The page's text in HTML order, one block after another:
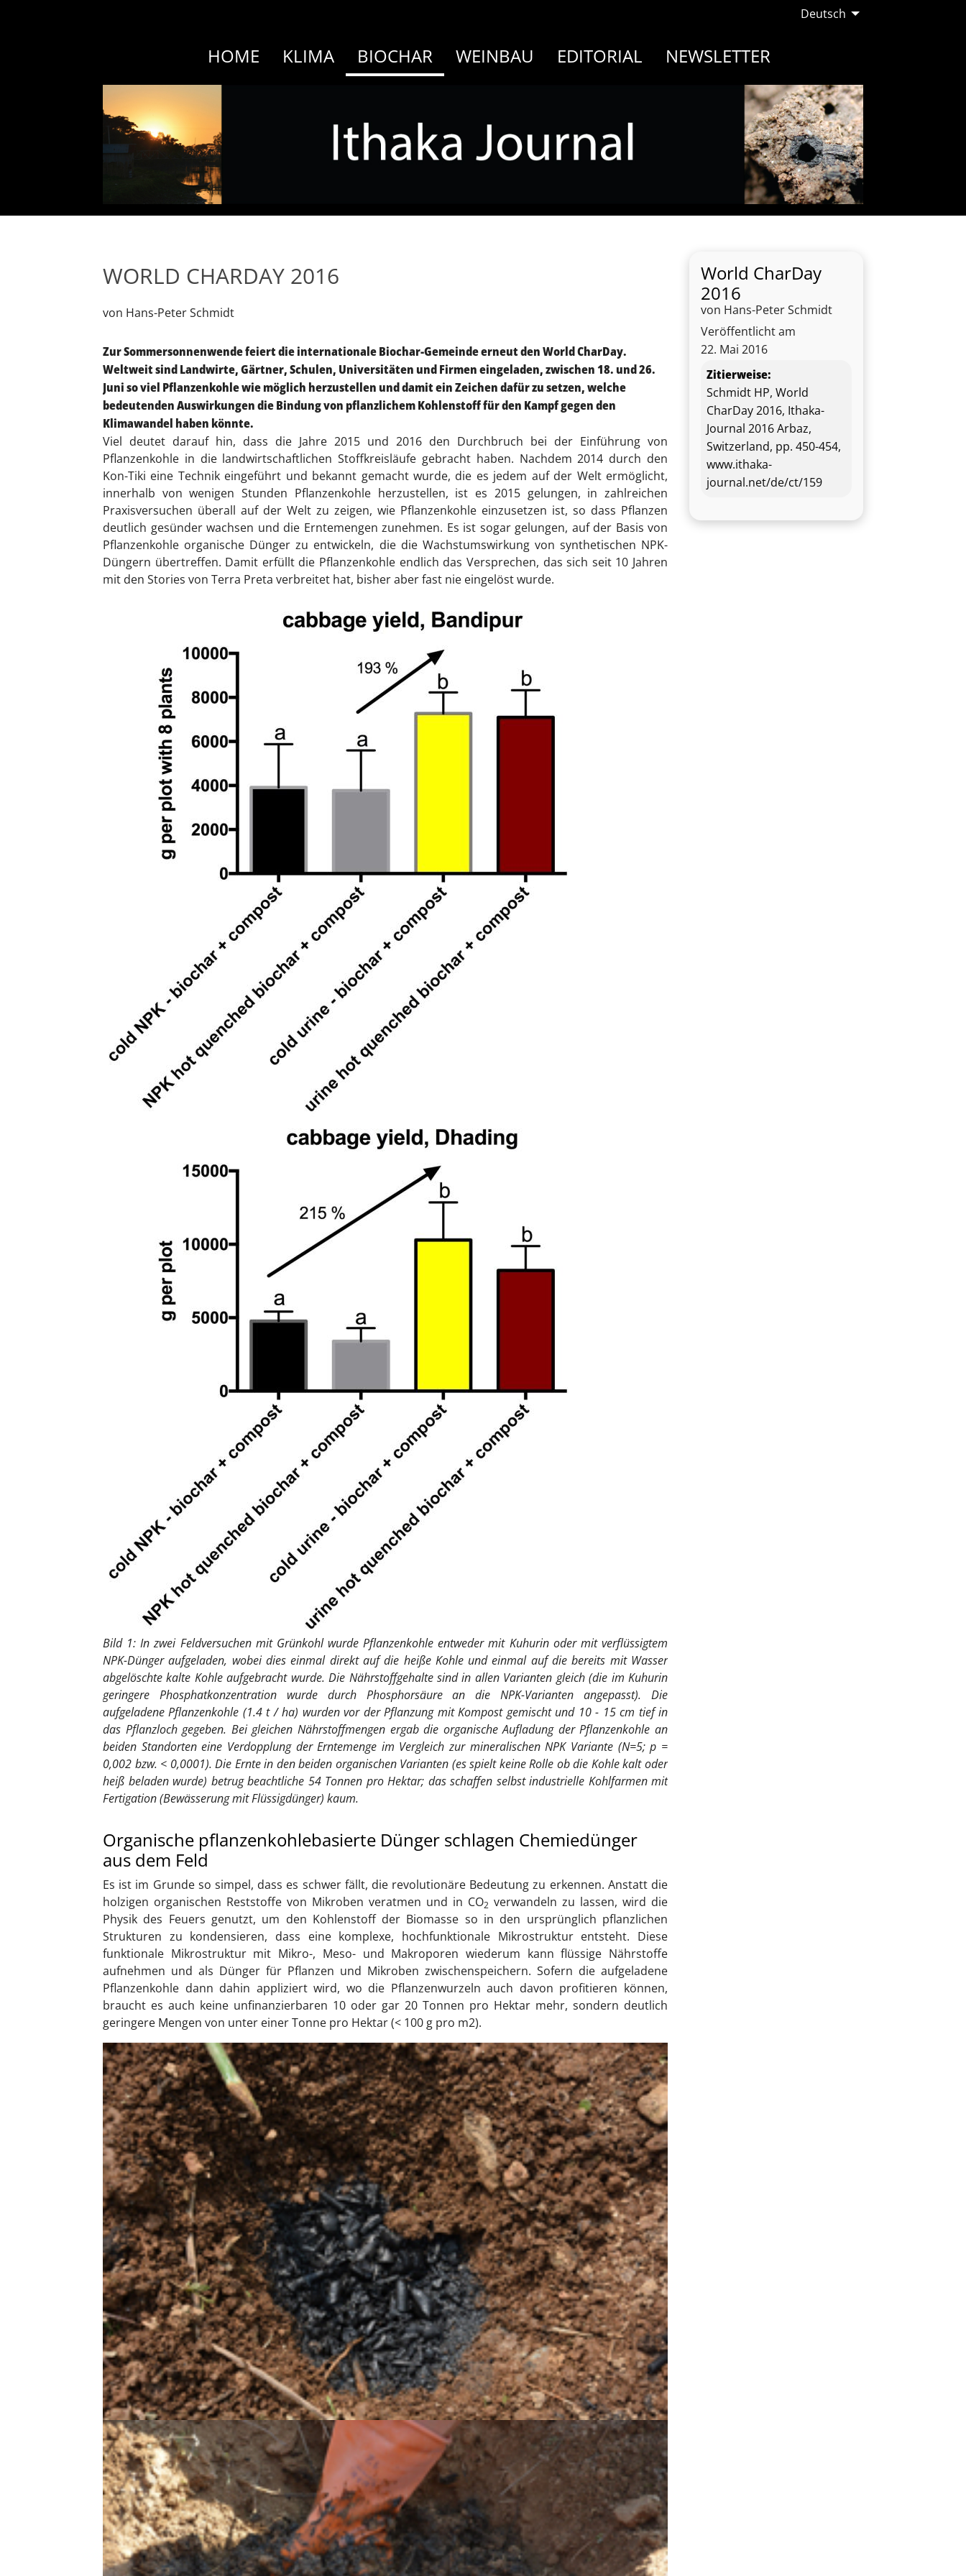
Deutsch
HOME KLIMA BIOCHAR WEINBAU EDITORIAL NEWSLETTER
WORLD CHARDAY 2016
von Hans-Peter Schmidt
Zur Sommersonnenwende feiert die internationale Biochar-Gemeinde erneut den World CharDay.
Weltweit sind Landwirte, Gärtner, Schulen, Universitäten und Firmen eingeladen, zwischen 18. und 26.
Juni so viel Pflanzenkohle wie möglich herzustellen und damit ein Zeichen dafür zu setzen, welche
bedeutenden Auswirkungen die Bindung von pflanzlichem Kohlenstoff für den Kampf gegen den
Klimawandel haben könnte.
Viel deutet darauf hin, dass die Jahre 2015 und 2016 den Durchbruch bei der Einführung von
Pflanzenkohle in die landwirtschaftlichen Stoffkreisläufe gebracht haben. Nachdem 2014 durch den
Kon-Tiki eine Technik eingeführt und bekannt gemacht wurde, die es jedem auf der Welt ermöglicht,
innerhalb von wenigen Stunden Pflanzenkohle herzustellen, ist es 2015 gelungen, in zahlreichen
Praxisversuchen überall auf der Welt zu zeigen, wie Pflanzenkohle einzusetzen ist, so dass Pflanzen
deutlich gesünder wachsen und die Erntemengen zunehmen. Es ist sogar gelungen, auf der Basis von
Pflanzenkohle organische Dünger zu entwickeln, die die Wachstumswirkung von synthetischen NPK-
Düngern übertreffen. Damit erfüllt die Pflanzenkohle endlich das Versprechen, das sich seit 10 Jahren
mit den Stories von Terra Preta verbreitet hat, bisher aber fast nie eingelöst wurde.
Bild 1: In zwei Feldversuchen mit Grünkohl wurde Pflanzenkohle entweder mit Kuhurin oder mit verflüssigtem
NPK-Dünger aufgeladen, wobei dies einmal direkt auf die heiße Kohle und einmal auf die bereits mit Wasser
abgelöschte kalte Kohle aufgebracht wurde. Die Nährstoffgehalte sind in allen Varianten gleich (die im Kuhurin
geringere Phosphatkonzentration wurde durch Phosphorsäure an die NPK-Varianten angepasst). Die
aufgeladene Pflanzenkohle (1.4 t / ha) wurden vor der Pflanzung mit Kompost gemischt und 10 - 15 cm tief in
das Pflanzloch gegeben. Bei gleichen Nährstoffmengen ergab die organische Aufladung der Pflanzenkohle an
beiden Standorten eine Verdopplung der Erntemenge im Vergleich zur mineralischen NPK Variante (N=5; p =
0,002 bzw. < 0,0001). Die Ernte in den beiden organischen Varianten (es spielt keine Rolle ob die Kohle kalt oder
heiß beladen wurde) betrug beachtliche 54 Tonnen pro Hektar; das schaffen selbst industrielle Kohlfarmen mit
Fertigation (Bewässerung mit Flüssigdünger) kaum.
Organische pflanzenkohlebasierte Dünger schlagen Chemiedünger
aus dem Feld
Es ist im Grunde so simpel, dass es schwer fällt, die revolutionäre Bedeutung zu erkennen. Anstatt die
holzigen organischen Reststoffe von Mikroben veratmen und in CO2 verwandeln zu lassen, wird die
Physik des Feuers genutzt, um den Kohlenstoff der Biomasse so in den ursprünglich pflanzlichen
Strukturen zu kondensieren, dass eine komplexe, hochfunktionale Mikrostruktur entsteht. Diese
funktionale Mikrostruktur mit Mikro-, Meso- und Makroporen wiederum kann flüssige Nährstoffe
aufnehmen und als Dünger für Pflanzen und Mikroben zwischenspeichern. Sofern die aufgeladene
Pflanzenkohle dann dahin appliziert wird, wo die Pflanzenwurzeln auch davon profitieren können,
braucht es auch keine unfinanzierbaren 10 oder gar 20 Tonnen pro Hektar mehr, sondern deutlich
geringere Mengen von unter einer Tonne pro Hektar (< 100 g pro m2).
World CharDay
2016
von Hans-Peter Schmidt
Veröffentlicht am
22. Mai 2016
Zitierweise:
Schmidt HP, World
CharDay 2016, Ithaka-
Journal 2016 Arbaz,
Switzerland, pp. 450-454,
www.ithaka-
journal.net/de/ct/159